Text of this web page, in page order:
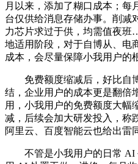
月以来，添加了糊口成本；每
台仅供给消息存储办事。削减
力芯片求过于供，均需值夜
地适用阶段，对于自博从、电
成本，会尽量保障小我用户的
免费额度缩减后，好比自
结，企业用户的成本更是翻倍
用，小我用户的免费额度大幅
减，后续会加大研发投入，称
阿里云、百度智能云也给出雷
不管是小我用户的日常 AI